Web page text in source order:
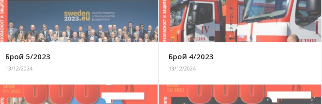
Брой 5/2023
13/12/2024
Брой 4/2023
13/12/2024